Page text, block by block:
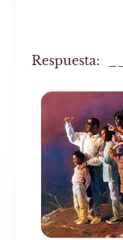
Respuesta: